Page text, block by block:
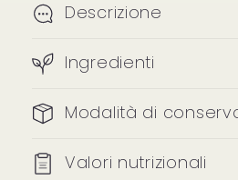
Descrizione
Ingredienti
Modalità di
Valori nutrizionali